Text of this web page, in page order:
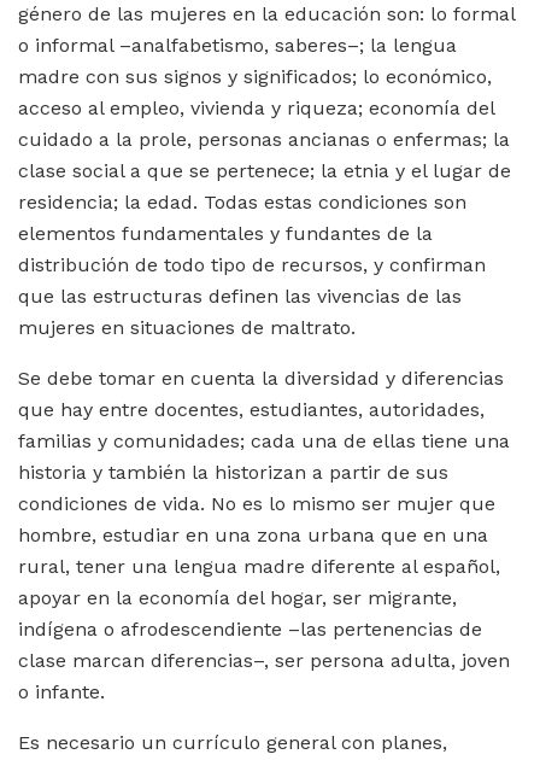
género de las mujeres en la educación son: lo formal
o informal –analfabetismo, saberes–; la lengua
madre con sus signos y significados; lo económico,
acceso al empleo, vivienda y riqueza; economía del
cuidado a la prole, personas ancianas o enfermas; la
clase social a que se pertenece; la etnia y el lugar de
residencia; la edad. Todas estas condiciones son
elementos fundamentales y fundantes de la
distribución de todo tipo de recursos, y confirman
que las estructuras definen las vivencias de las
mujeres en situaciones de maltrato.
Se debe tomar en cuenta la diversidad y diferencias
que hay entre docentes, estudiantes, autoridades,
familias y comunidades; cada una de ellas tiene una
historia y también la historizan a partir de sus
condiciones de vida. No es lo mismo ser mujer que
hombre, estudiar en una zona urbana que en una
rural, tener una lengua madre diferente al español,
apoyar en la economía del hogar, ser migrante,
indígena o afrodescendiente –las pertenencias de
clase marcan diferencias–, ser persona adulta, joven
o infante.
Es necesario un currículo general con planes,